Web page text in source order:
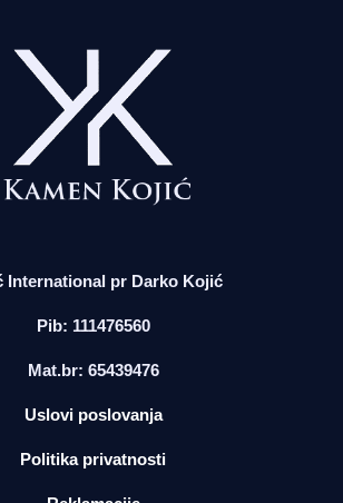
International pr Darko Kojić
Pib: 111476560
Mat.br: 65439476
Uslovi poslovanja
Politika privatnosti